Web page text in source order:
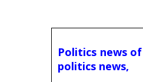
Politics news
politics news,